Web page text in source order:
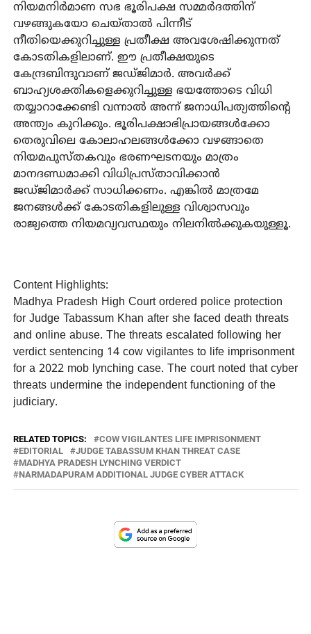
നിയമനിര്‍മാണ സഭ ഭൂരിപക്ഷ സമ്മര്‍ദത്തിന്
വഴങ്ങുകയോ ചെയ്താല്‍ പിന്നീട്
നീതിയെക്കുറിച്ചുള്ള പ്രതീക്ഷ അവശേഷിക്കുന്നത്
കോടതികളിലാണ്. ഈ പ്രതീക്ഷയുടെ
കേന്ദ്രബിന്ദുവാണ് ജഡ്ജിമാര്‍. അവര്‍ക്ക്
ബാഹ്യശക്തികളെക്കുറിച്ചുള്ള ഭയത്തോടെ വിധി
തയ്യാറാക്കേണ്ടി വന്നാല്‍ അന്ന് ജനാധിപത്യത്തിന്റെ
അന്ത്യം കുറിക്കും. ഭൂരിപക്ഷാഭിപ്രായങ്ങള്‍ക്കോ
തെരുവിലെ കോലാഹലങ്ങള്‍ക്കോ വഴങ്ങാതെ
നിയമപുസ്തകവും ഭരണഘടനയും മാത്രം
മാനദണ്ഡമാക്കി വിധിപ്രസ്താവിക്കാന്‍
ജഡ്ജിമാര്‍ക്ക് സാധിക്കണം. എങ്കില്‍ മാത്രമേ
ജനങ്ങള്‍ക്ക് കോടതികളിലുള്ള വിശ്വാസവും
രാജ്യത്തെ നിയമവ്യവസ്ഥയും നിലനില്‍ക്കുകയുള്ളൂ.
Content Highlights:
Madhya Pradesh High Court ordered police protection
for Judge Tabassum Khan after she faced death threats
and online abuse. The threats escalated following her
verdict sentencing 14 cow vigilantes to life imprisonment
for a 2022 mob lynching case. The court noted that cyber
threats undermine the independent functioning of the
judiciary.
RELATED TOPICS:
COW VIGILANTES LIFE IMPRISONMENT
EDITORIAL
JUDGE TABASSUM KHAN THREAT CASE
MADHYA PRADESH LYNCHING VERDICT
NARMADAPURAM ADDITIONAL JUDGE CYBER ATTACK